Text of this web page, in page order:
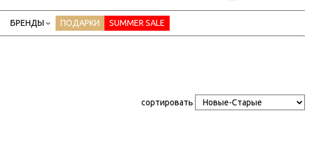
БРЕНДЫ ПОДАРКИ SUMMER SALE
сортировать